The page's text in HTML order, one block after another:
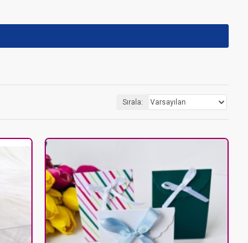
Sırala: